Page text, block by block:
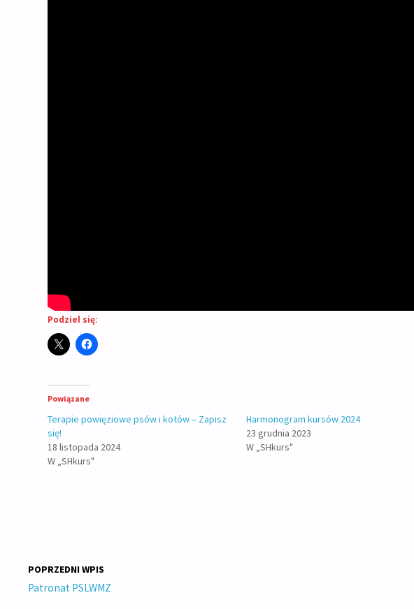
Podziel się:
Powiązane
Terapie powięziowe psów i kotów – Zapisz
się!
18 listopada 2024
W „SHkurs"
Harmonogram kursów 2024
23 grudnia 2023
W „SHkurs"
POPRZEDNI WPIS
Patronat PSLWMZ